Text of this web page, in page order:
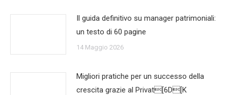
Il guida definitivo su manager patrimoniali:
un testo di 60 pagine
14 Maggio 2026
Migliori pratiche per un successo della
crescita grazie al Privat[6D[K